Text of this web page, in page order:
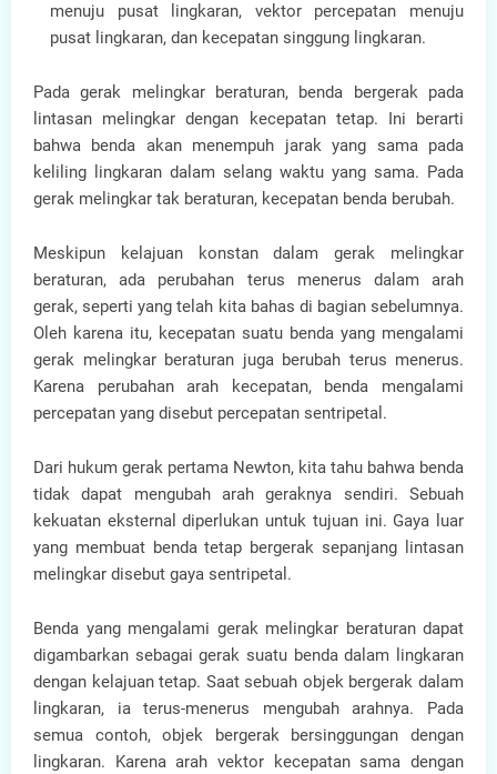
menuju pusat lingkaran, vektor percepatan menuju
pusat lingkaran, dan kecepatan singgung lingkaran.
Pada gerak melingkar beraturan, benda bergerak pada
lintasan melingkar dengan kecepatan tetap. Ini berarti
bahwa benda akan menempuh jarak yang sama pada
keliling lingkaran dalam selang waktu yang sama. Pada
gerak melingkar tak beraturan, kecepatan benda berubah.
Meskipun kelajuan konstan dalam gerak melingkar
beraturan, ada perubahan terus menerus dalam arah
gerak, seperti yang telah kita bahas di bagian sebelumnya.
Oleh karena itu, kecepatan suatu benda yang mengalami
gerak melingkar beraturan juga berubah terus menerus.
Karena perubahan arah kecepatan, benda mengalami
percepatan yang disebut percepatan sentripetal.
Dari hukum gerak pertama Newton, kita tahu bahwa benda
tidak dapat mengubah arah geraknya sendiri. Sebuah
kekuatan eksternal diperlukan untuk tujuan ini. Gaya luar
yang membuat benda tetap bergerak sepanjang lintasan
melingkar disebut gaya sentripetal.
Benda yang mengalami gerak melingkar beraturan dapat
digambarkan sebagai gerak suatu benda dalam lingkaran
dengan kelajuan tetap. Saat sebuah objek bergerak dalam
lingkaran, ia terus-menerus mengubah arahnya. Pada
semua contoh, objek bergerak bersinggungan dengan
lingkaran. Karena arah vektor kecepatan sama dengan